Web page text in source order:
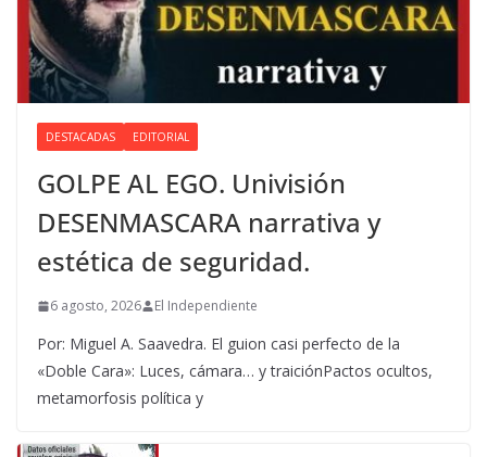
DESTACADAS EDITORIAL
GOLPE AL EGO. Univisión
DESENMASCARA narrativa y
estética de seguridad.
6 agosto, 2026 El Independiente
Por: Miguel A. Saavedra. El guion casi perfecto de la
«Doble Cara»: Luces, cámara… y traiciónPactos ocultos,
metamorfosis política y